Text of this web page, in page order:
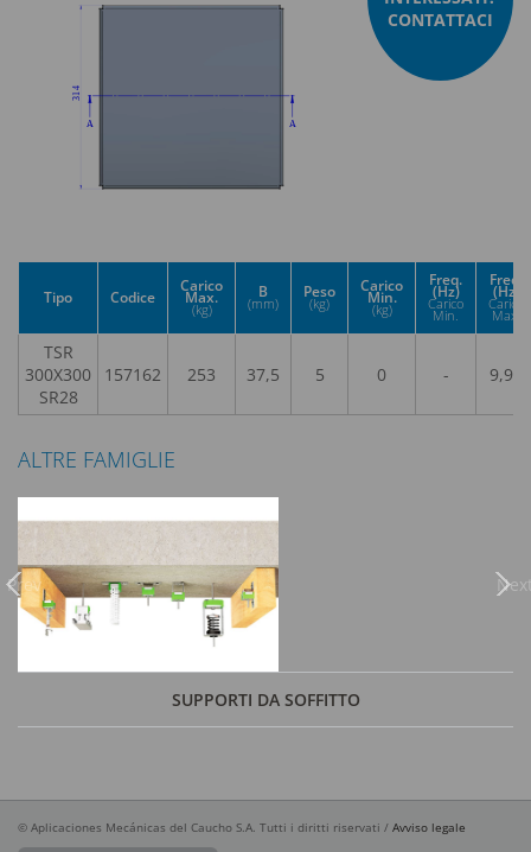
CONTATTACI
Tipo Codice
Carico
Max.
(kg)
B
(mm)
Peso
(kg)
Carico
Min.
(kg)
Freq.
(Hz)
Carico
Min.
Freq.
(Hz)
Carico
Max.
TSR
300X300
SR28
157162 253 37,5 5 0 - 9,99
ALTRE FAMIGLIE
SUPPORTI DA SOFFITTO
Previous Next
© Aplicaciones Mecánicas del Caucho S.A. Tutti i diritti riservati / Avviso legale